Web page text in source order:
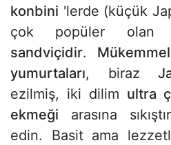
konbini 'lerde (küçük
çok popüler olan
sandviçidir.
yumurtaları, biraz
ezilmiş, iki dilim ultra
ekmeği arasına
edin. Basit ama